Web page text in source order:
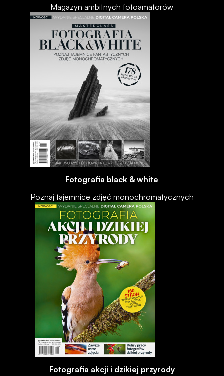
Magazyn ambitnych fotoamatorów
Fotografia black & white
Poznaj tajemnice zdjęć monochromatycznych
Fotografia akcji i dzikiej przyrody